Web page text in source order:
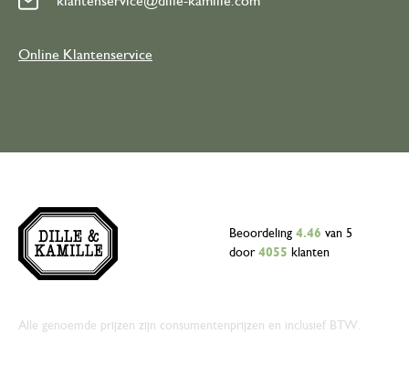
Online Klantenservice
Beoordeling 4.46 van 5
door 4055 klanten
Alle genoemde prijzen zijn consumentenprijzen en inclusief BTW.